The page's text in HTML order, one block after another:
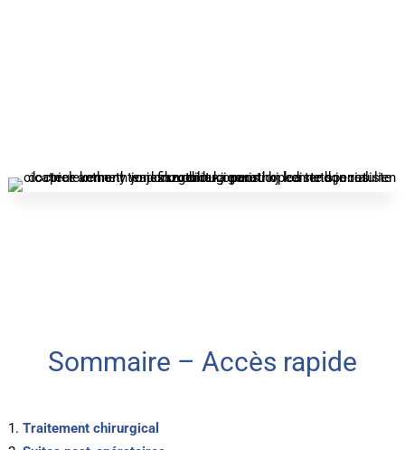
Sommaire – Accès rapide
Traitement chirurgical